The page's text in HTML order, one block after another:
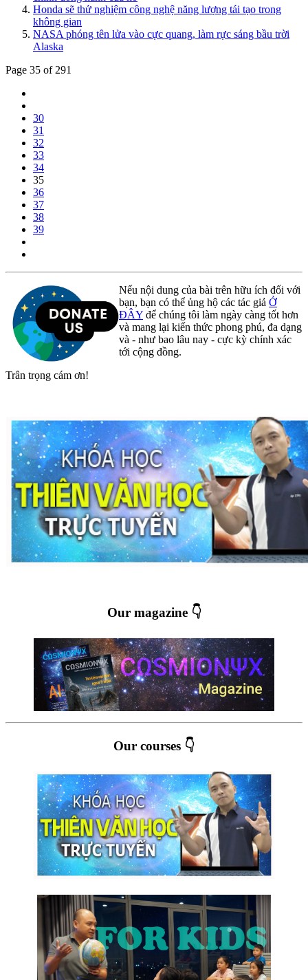
Honda sẽ thử nghiệm công nghệ năng lượng tái tạo trong
không gian
NASA phóng tên lửa vào cực quang, làm rực sáng bầu trời
Alaska
Page 35 of 291
30
31
32
33
34
35
36
37
38
39
Nếu nội dung của bài trên hữu ích đối với
bạn, bạn có thể ủng hộ các tác giả Ở
ĐÂY để chúng tôi làm ngày càng tốt hơn
và mang lại kiến thức phong phú, đa dạng
và - như bao lâu nay - cực kỳ chính xác
tới cộng đồng.
Trân trọng cám ơn!
Our magazine 👇
Our courses 👇